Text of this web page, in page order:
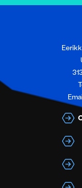
räätälöimiseen,
sivustoamme.
tietoja muihin
kerätty, kun olet